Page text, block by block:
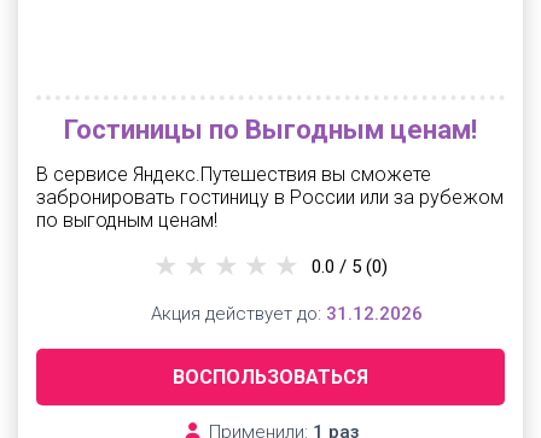
Гостиницы по Выгодным ценам!
В сервисе Яндекс.Путешествия вы сможете
забронировать гостиницу в России или за рубежом
по выгодным ценам!
ВОСПОЛЬЗОВАТЬСЯ
Применили: 1 раз
0.0 / 5 (0)
Акция действует до: 31.12.2026